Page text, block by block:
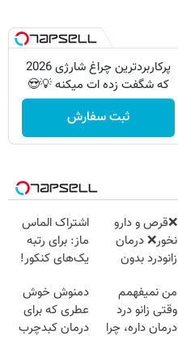
پرکاربردترین چراغ شارژی 2026
که شگفت زده ات میکنه 💡😍
ثبت سفارش
❌قرص‌ و دارو
نخور❌ درمان
زانودرد بدون
اشتراک الماس
ماز: برای رتبه
یک‌های کنکور!
من نمیفهمم
وقتی زانو درد
درمان داره، چرا
دمنوش خوش
عطری که برای
درمان کبدچرب